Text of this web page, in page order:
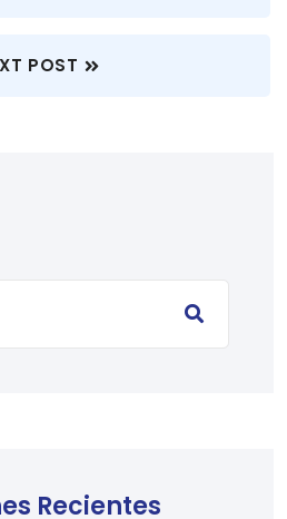
POST
Recientes